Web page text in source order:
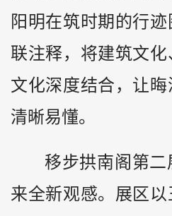
阳明在筑时期的行
联注释，将建筑文
文化深度结合，让
清晰易懂。
移步拱南阁第
来全新观感。展区